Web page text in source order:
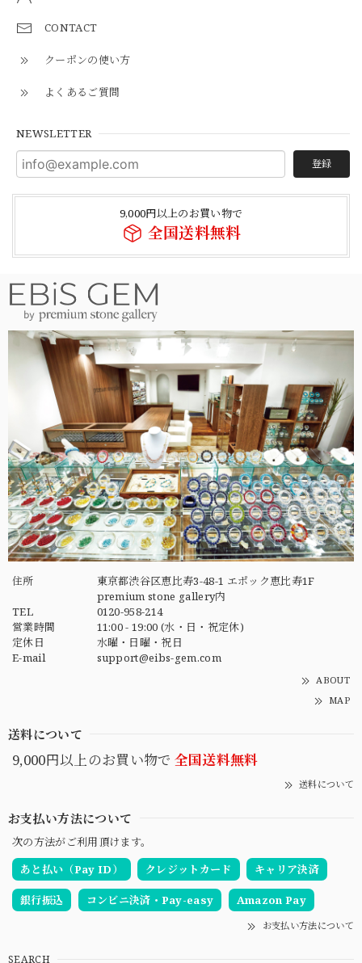
CONTACT
クーポンの使い方
よくあるご質問
NEWSLETTER
登録
9,000円以上のお買い物で
全国送料無料
住所
東京都渋谷区恵比寿3-48-1 エポック恵比寿1F
premium stone gallery内
TEL
0120-958-214
営業時間
11:00 - 19:00 (水・日・祝定休)
定休日
水曜・日曜・祝日
E-mail
support@eibs-gem.com
ABOUT
MAP
送料について
9,000円以上のお買い物で 全国送料無料
送料について
お支払い方法について
次の方法がご利用頂けます。
あと払い（Pay ID）
クレジットカード キャリア決済
銀行振込 コンビニ決済・Pay-easy Amazon Pay
お支払い方法について
SEARCH